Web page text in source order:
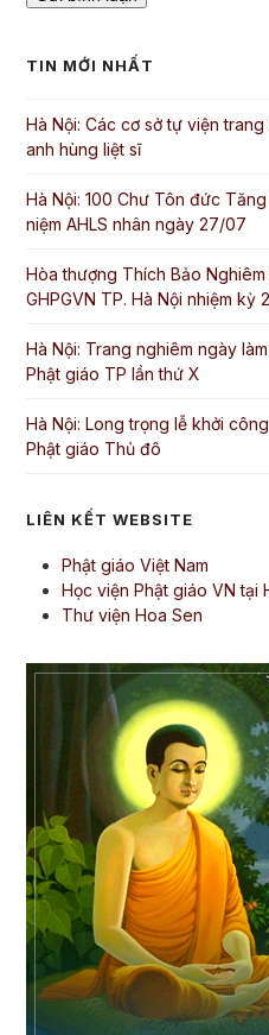
TIN MỚI NHẤT
Hà Nội: Các cơ sở tự viện
anh hùng liệt sĩ
Hà Nội: 100 Chư Tôn đức
niệm AHLS nhân ngày 27/07
Hòa thượng Thích Bảo
GHPGVN TP. Hà Nội nhiệm kỳ
Hà Nội: Trang nghiêm ngày
Phật giáo TP lần thứ X
Hà Nội: Long trọng lễ khởi
Phật giáo Thủ đô
LIÊN KẾT WEBSITE
Phật giáo Việt Nam
Học viện Phật giáo VN tại
Thư viện Hoa Sen